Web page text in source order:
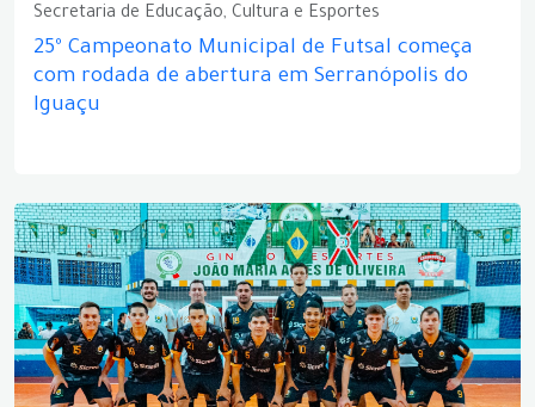
Secretaria de Educação, Cultura e Esportes
25º Campeonato Municipal de Futsal começa
com rodada de abertura em Serranópolis do
Iguaçu